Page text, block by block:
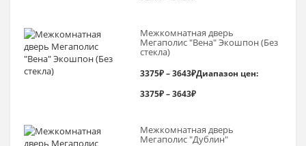
Межкомнатная дверь
Мегаполис "Вена" Экошпон (Без
стекла)
3375₽–3643₽Диапазон цен:
3375₽ – 3643₽
Межкомнатная дверь
Мегаполис "Дублин"